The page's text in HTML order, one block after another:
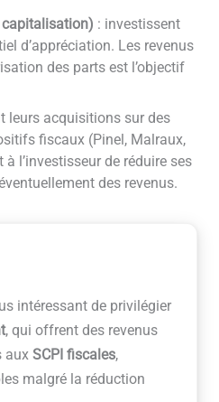
capitalisation) : investissent
d’appréciation. Les revenus
des parts est l’objectif
leurs acquisitions sur des
fiscaux (Pinel, Malraux,
l’investisseur de réduire ses
des revenus.
intéressant de privilégier
, qui offrent des revenus
aux SCPI fiscales,
malgré la réduction